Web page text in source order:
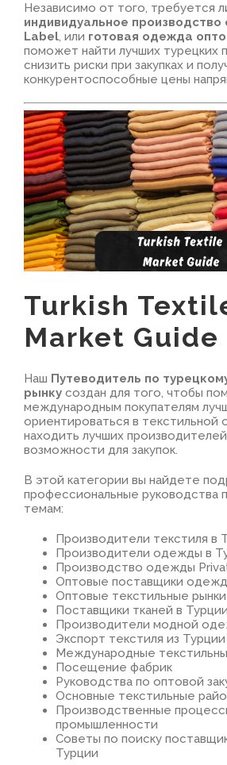
Независимо от того, требуется
индивидуальное
Label, или готовая одежда
поможет найти лучших турецких
снизить риски при закупках и
конкурентоспособные цены
Turkish
Market Guide
Наш Путеводитель по
рынку создан для того, чтобы
международным покупателям
ориентироваться в текстильной
находить лучших
возможности для закупок.
В этой категории вы найдете
профессиональные руководства
темам:
Производители текстиля в
Производители одежды в
Производство одежды
Оптовые поставщики
Оптовые текстильные
Поставщики тканей в Турции
Производители модной
Экспорт текстиля из Турции
Международные
Посещение фабрик
Руководства по оптовой
Основные текстильные
Производственные
промышленности
Советы по поиску
Турции